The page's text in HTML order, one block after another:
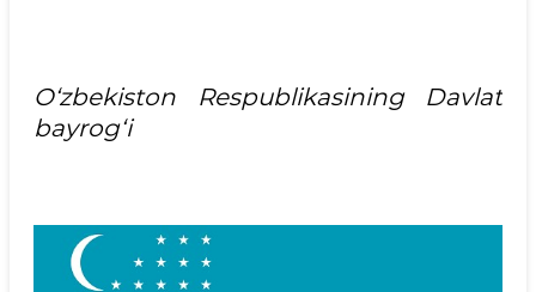
O‘zbekiston Respublikаsining Dаvlаt
bаyrog‘i